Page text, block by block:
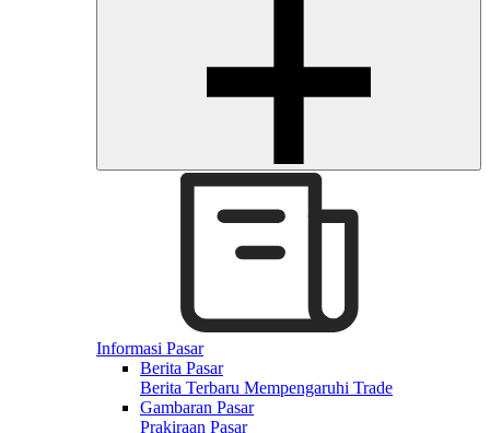
Informasi Pasar
Berita Pasar
Berita Terbaru Mempengaruhi Trade
Gambaran Pasar
Prakiraan Pasar